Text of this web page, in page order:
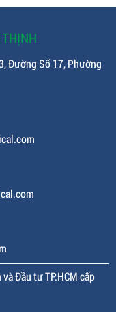
Đường Số 17, Phường
Đầu tư TP.HCM cấp